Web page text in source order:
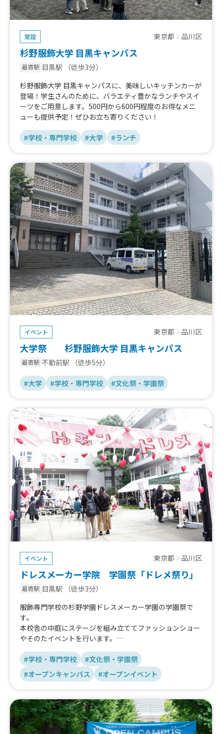
常設 東京都 品川区
杉野服飾大学 目黒キャンパス
最寄駅 目黒駅
（徒歩3分）
杉野服飾大学 目黒キャンパスに、美味しいキッチンカーが
登場！学生さんのために、バラエティ豊かなランチやスイ
ーツをご用意します。500円から600円程度のお得なメニ
ューも提供予定！ぜひお立ち寄りください！
#学校・専門学校 #大学 #ランチ
イベント 東京都 品川区
大学祭 杉野服飾大学 目黒キャンパス
最寄駅 不動前駅 （徒歩5分）
#大学 #学校・専門学校 #文化祭・学園祭
イベント 東京都 品川区
ドレスメーカー学院 学園祭「ドレメ祭り」
最寄駅 目黒駅
（徒歩3分）
服飾専門学校の杉野学園ドレスメーカー学園の学園祭で
す。
本校舎の中庭にステージを組み立ててファッションショー
やそのたイベントを行います。
る多数の高校生、近隣住民の方など多くの方が訪れるイベ
ントです！
#学校・専門学校
#文化祭・学園祭
#オープンキャンパス
#オープンイベント